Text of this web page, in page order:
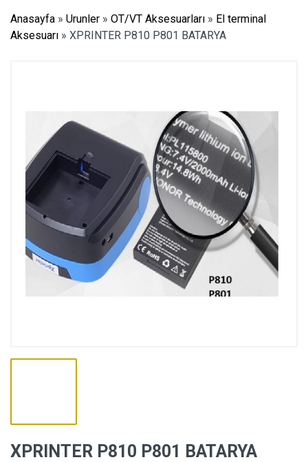
Anasayfa » Urunler » OT/VT Aksesuarları » El terminal
Aksesuarı » XPRINTER P810 P801 BATARYA
XPRINTER P810 P801 BATARYA